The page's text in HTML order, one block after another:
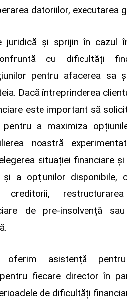
datoriilor, executarea
juridică și sprijin în cazul
cu dificultăți
pentru afacerea sa
Dacă întreprinderea
este important să
pentru a maximiza
noastră
situației financiare
și a opțiunilor disponibile,
restructurarea
de pre-insolvență
oferim asistență
fiecare director în
de dificultăți